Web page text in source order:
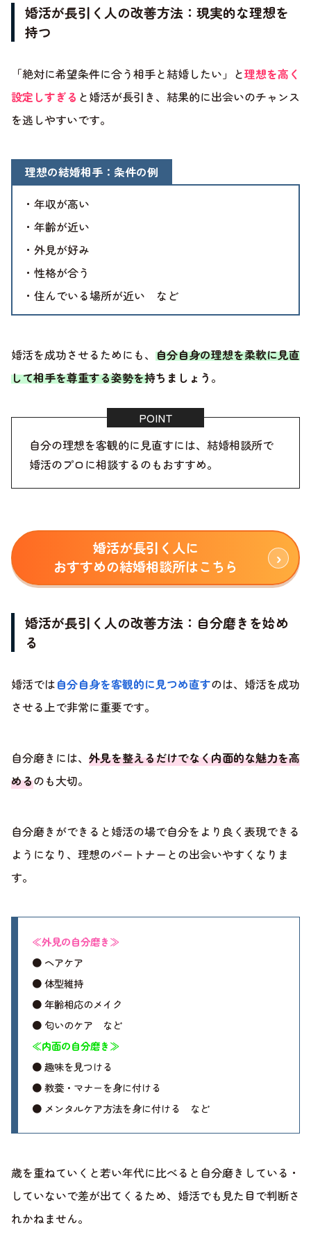
婚活が長引く人の改善方法：現実的な理想を
持つ
「絶対に希望条件に合う相手と結婚したい」と理想を高く
設定しすぎる と婚活が長引き、結果的に出会いのチャンス
を逃しやすいです。
理想の結婚相手：条件の例
・年収が高い
・年齢が近い
・外見が好み
・性格が合う
・住んでいる場所が近い など
婚活を成功させるためにも、 自分自身の理想を柔軟に見直
して相手を尊重する姿勢を持ちましょう 。
自分の理想を客観的に見直すには、結婚相談所で
婚活のプロに相談するのもおすすめ。
婚活が長引く人に
おすすめの結婚相談所はこちら
婚活が長引く人の改善方法：自分磨きを始め
る
婚活では自分自身を客観的に見つめ直すのは、婚活を成功
させる上で非常に重要です。
自分磨きには、 外見を整えるだけでなく内面的な魅力を高
めるのも大切。
自分磨きができると婚活の場で自分をより良く表現できる
ようになり、理想のパートナーとの出会いやすくなりま
す。
≪外見の自分磨き≫
● ヘアケア
● 体型維持
● 年齢相応のメイク
● 匂いのケア など
≪内面の自分磨き≫
● 趣味を見つける
● 教養・マナーを身に付ける
● メンタルケア方法を身に付ける など
歳を重ねていくと若い年代に比べると自分磨きしている・
していないで差が出てくるため、婚活でも見た目で判断さ
れかねません。